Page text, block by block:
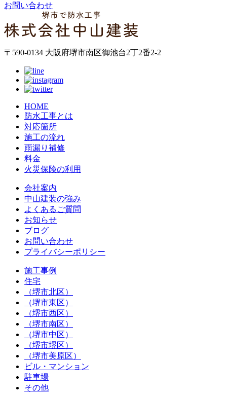
お問い合わせ
〒590-0134 大阪府堺市南区御池台2丁2番2-2
HOME
防水工事とは
対応箇所
施工の流れ
雨漏り補修
料金
火災保険の利用
会社案内
中山建装の強み
よくあるご質問
お知らせ
ブログ
お問い合わせ
プライバシーポリシー
施工事例
住宅
（堺市北区）
（堺市東区）
（堺市西区）
（堺市南区）
（堺市中区）
（堺市堺区）
（堺市美原区）
ビル・マンション
駐車場
その他